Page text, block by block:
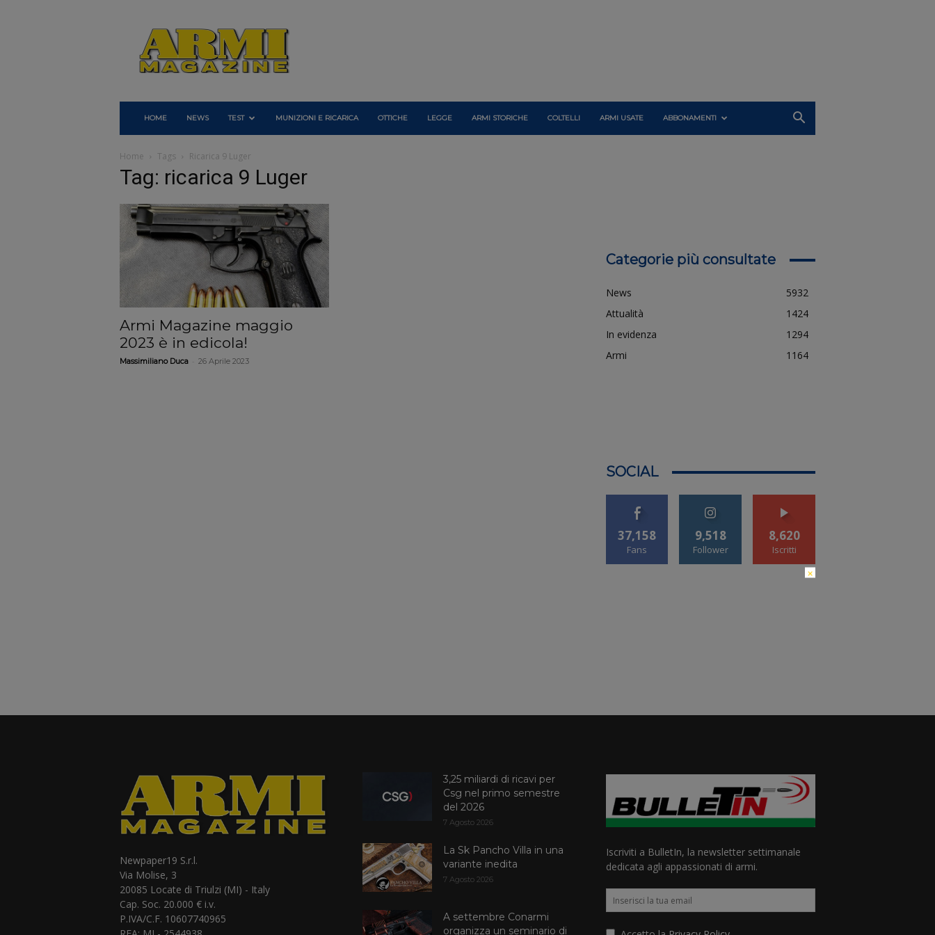
Armi
Magazine
HOME NEWS TEST MUNIZIONI E RICARICA OTTICHE LEGGE ARMI STORICHE COLTELLI ARMI USATE ABBONAMENTI
Home Tags Ricarica 9 Luger
Tag: ricarica 9 Luger
Armi Magazine maggio
2023 è in edicola!
Massimiliano Duca 26 Aprile 2023
Categorie più consultate
News
5932
Attualità
1424
In evidenza
1294
Armi
1164
SOCIAL
37,158
Fans
9,518
Follower
8,620
Iscritti
Newpaper19 S.r.l.
Via Molise, 3
20085 Locate di Triulzi (MI) - Italy
Cap. Soc. 20.000 € i.v.
P.IVA/C.F. 10607740965
3,25 miliardi di ricavi per
Csg nel primo semestre
del 2026
7 Agosto 2026
La Sk Pancho Villa in una
variante inedita
7 Agosto 2026
A settembre Conarmi
organizza un seminario di
Iscriviti a BulletIn, la newsletter settimanale
dedicata agli appassionati di armi.
×